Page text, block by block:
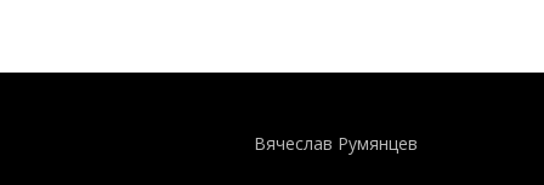
Вячеслав Румянцев